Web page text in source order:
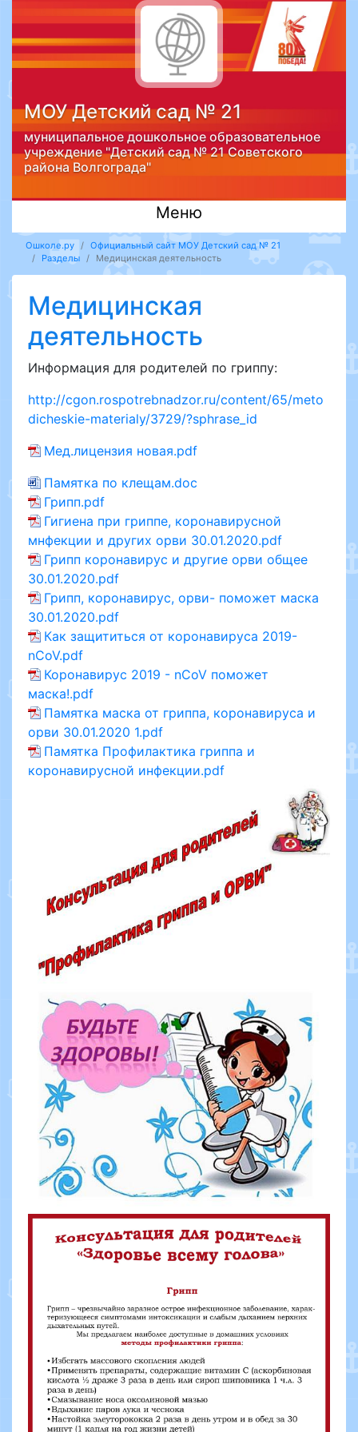
МОУ Детский сад № 21
муниципальное дошкольное образовательное
учреждение "Детский сад № 21 Советского
района Волгограда"
Меню
Ошколе.ру
Официальный сайт МОУ Детский сад № 21
Разделы
Медицинская деятельность
Медицинская
деятельность
Информация для родителей по гриппу:
http://cgon.rospotrebnadzor.ru/content/65/meto
dicheskie-materialy/3729/?sphrase_id
Мед.лицензия новая.pdf
Памятка по клещам.doc
Грипп.pdf
Гигиена при гриппе, коронавирусной
мнфекции и других орви 30.01.2020.pdf
Грипп коронавирус и другие орви общее
30.01.2020.pdf
Грипп, коронавирус, орви- поможет маска
30.01.2020.pdf
Как защититься от коронавируса 2019-
nCoV.pdf
Коронавирус 2019 - nCoV поможет
маска!.pdf
Памятка маска от гриппа, коронавируса и
орви 30.01.2020 1.pdf
Памятка Профилактика гриппа и
коронавирусной инфекции.pdf